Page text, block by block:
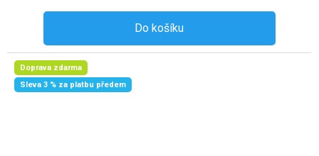
Do košíku
Doprava zdarma
Sleva 3 % za platbu předem